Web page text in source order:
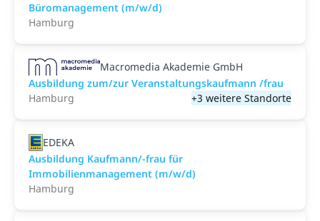
Büromanagement (m/w/d)
Hamburg
Macromedia Akademie GmbH
Ausbildung zum/zur Veranstaltungs­kaufmann /frau
Hamburg
+3 weitere Standorte
EDEKA
Ausbildung Kaufmann/-frau für
Immobilienmanagement (m/w/d)
Hamburg